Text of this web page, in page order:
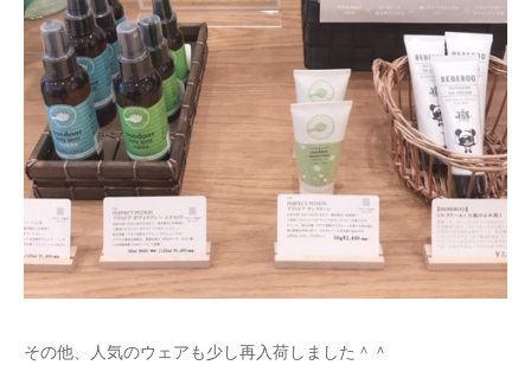
その他、人気のウェアも少し再入荷しました＾＾